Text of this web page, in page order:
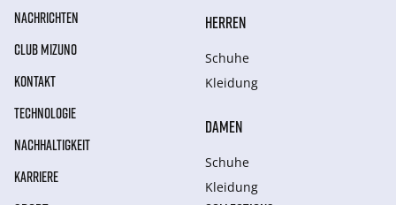
NACHRICHTEN
CLUB MIZUNO
KONTAKT
TECHNOLOGIE
NACHHALTIGKEIT
KARRIERE
HERREN
Schuhe
Kleidung
DAMEN
Schuhe
Kleidung